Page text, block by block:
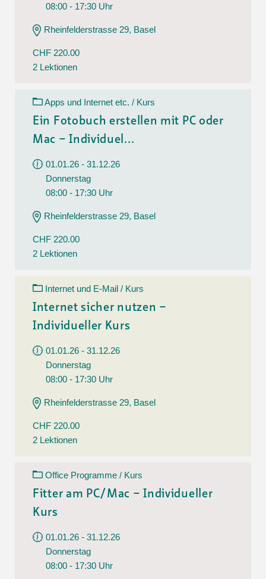
08:00 - 17:30 Uhr
Rheinfelderstrasse 29, Basel
CHF 220.00
2 Lektionen
Apps und Internet etc. / Kurs
Ein Fotobuch erstellen mit PC oder
Mac – Individuel...
01.01.26 - 31.12.26
Donnerstag
08:00 - 17:30 Uhr
Rheinfelderstrasse 29, Basel
CHF 220.00
2 Lektionen
Internet und E-Mail / Kurs
Internet sicher nutzen –
Individueller Kurs
01.01.26 - 31.12.26
Donnerstag
08:00 - 17:30 Uhr
Rheinfelderstrasse 29, Basel
CHF 220.00
2 Lektionen
Office Programme / Kurs
Fitter am PC/Mac – Individueller
Kurs
01.01.26 - 31.12.26
Donnerstag
08:00 - 17:30 Uhr